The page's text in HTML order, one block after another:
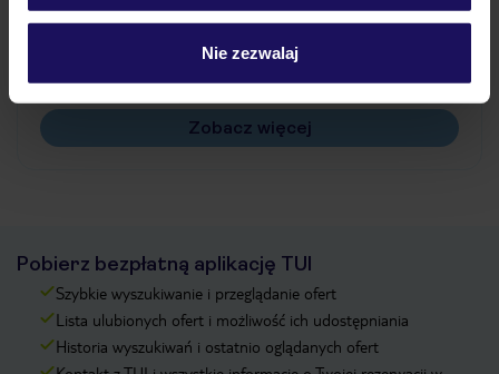
Nie zezwalaj
Jak zmienić uczestników/osobę zgłaszającą?
Na jakiej podstawie i gdzie otrzymam karty
pokładowe/bilety lotnicze?
Zobacz więcej
Pobierz bezpłatną aplikację TUI
Szybkie wyszukiwanie i przeglądanie ofert
Lista ulubionych ofert i możliwość ich udostępniania
Historia wyszukiwań i ostatnio oglądanych ofert